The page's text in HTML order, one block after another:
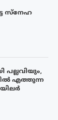
സ്നേഹ
എത്തുന്ന